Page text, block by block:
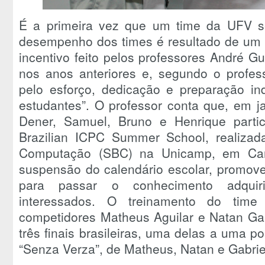
É a primeira vez que um time da UFV
desempenho dos times é resultado de
incentivo feito pelos professores André
nos anos anteriores e, segundo o
pelo esforço, dedicação e preparação
estudantes”. O professor conta que, em
Dener, Samuel, Bruno e Henrique
Brazilian ICPC Summer School,
Computação (SBC) na Unicamp, em
suspensão do calendário escolar,
para passar o conhecimento
interessados. O treinamento do
competidores Matheus Aguilar e Natan
três finais brasileiras, uma delas a uma
“Senza Verza”, de Matheus, Natan e